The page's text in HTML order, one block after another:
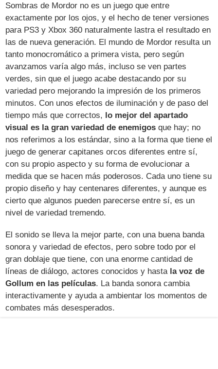
Sombras de Mordor no es un juego que entre
exactamente por los ojos, y el hecho de tener versiones
para PS3 y Xbox 360 naturalmente lastra el resultado en
las de nueva generación. El mundo de Mordor resulta un
tanto monocromático a primera vista, pero según
avanzamos varía algo más, incluso se ven partes
verdes, sin que el juego acabe destacando por su
variedad pero mejorando la impresión de los primeros
minutos. Con unos efectos de iluminación y de paso del
tiempo más que correctos, lo mejor del apartado
visual es la gran variedad de enemigos que hay; no
nos referimos a los estándar, sino a la forma que tiene el
juego de generar capitanes orcos diferentes entre sí,
con su propio aspecto y su forma de evolucionar a
medida que se hacen más poderosos. Cada uno tiene su
propio diseño y hay centenares diferentes, y aunque es
cierto que algunos pueden parecerse entre sí, es un
nivel de variedad tremendo.
El sonido se lleva la mejor parte, con una buena banda
sonora y variedad de efectos, pero sobre todo por el
gran doblaje que tiene, con una enorme cantidad de
líneas de diálogo, actores conocidos y hasta la voz de
Gollum en las películas. La banda sonora cambia
interactivamente y ayuda a ambientar los momentos de
combates más desesperados.